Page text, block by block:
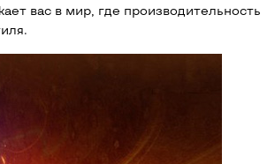
вас в мир, где производительность
.